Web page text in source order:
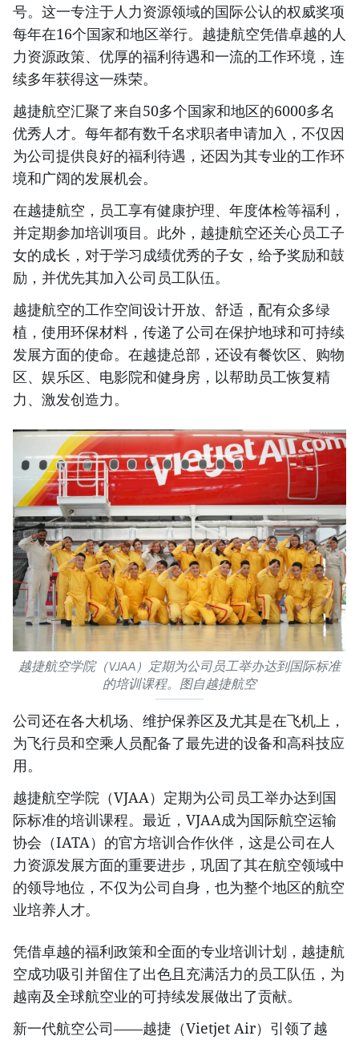
号。这一专注于人力资源领域的国际公认的权威奖项
每年在16个国家和地区举行。越捷航空凭借卓越的人
力资源政策、优厚的福利待遇和一流的工作环境，连
续多年获得这一殊荣。
越捷航空汇聚了来自50多个国家和地区的6000多名
优秀人才。每年都有数千名求职者申请加入，不仅因
为公司提供良好的福利待遇，还因为其专业的工作环
境和广阔的发展机会。
在越捷航空，员工享有健康护理、年度体检等福利，
并定期参加培训项目。此外，越捷航空还关心员工子
女的成长，对于学习成绩优秀的子女，给予奖励和鼓
励，并优先其加入公司员工队伍。
越捷航空的工作空间设计开放、舒适，配有众多绿
植，使用环保材料，传递了公司在保护地球和可持续
发展方面的使命。在越捷总部，还设有餐饮区、购物
区、娱乐区、电影院和健身房，以帮助员工恢复精
力、激发创造力。
越捷航空学院（VJAA）定期为公司员工举办达到国际标准
的培训课程。图自越捷航空
公司还在各大机场、维护保养区及尤其是在飞机上，
为飞行员和空乘人员配备了最先进的设备和高科技应
用。
越捷航空学院（VJAA）定期为公司员工举办达到国
际标准的培训课程。最近，VJAA成为国际航空运输
协会（IATA）的官方培训合作伙伴，这是公司在人
力资源发展方面的重要进步，巩固了其在航空领域中
的领导地位，不仅为公司自身，也为整个地区的航空
业培养人才。
凭借卓越的福利政策和全面的专业培训计划，越捷航
空成功吸引并留住了出色且充满活力的员工队伍，为
越南及全球航空业的可持续发展做出了贡献。
新一代航空公司——越捷（Vietjet Air）引领了越